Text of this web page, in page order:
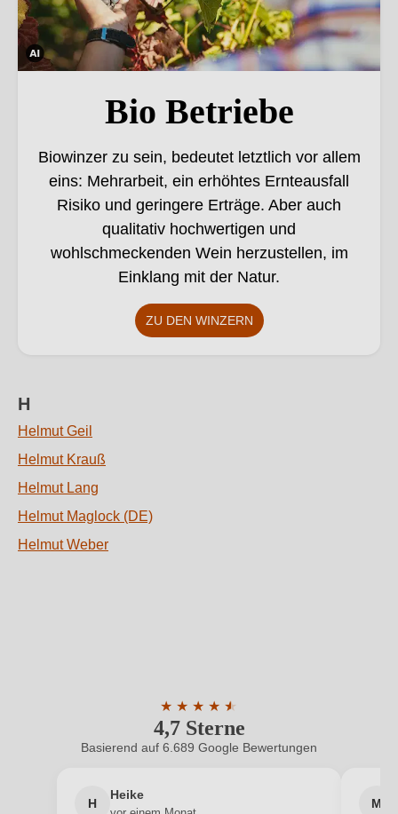
Bio Betriebe
Biowinzer zu sein, bedeutet letztlich vor allem
eins: Mehrarbeit, ein erhöhtes Ernteausfall
Risiko und geringere Erträge. Aber auch
qualitativ hochwertigen und
wohlschmeckenden Wein herzustellen, im
Einklang mit der Natur.
ZU DEN WINZERN
H
Helmut Geil
Helmut Krauß
Helmut Lang
Helmut Maglock (DE)
Helmut Weber
4,7 Sterne
★ ★ ★ ★ ★
★
Durchschnittliche Bewertung von 4.7
Basierend auf 6.689 Google Bewertungen
H
Heike
M